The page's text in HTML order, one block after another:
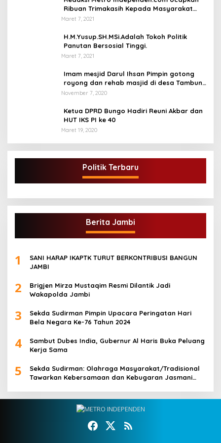
Ribuan Trimakasih Kepada Masyarakat
Pengunjung Dan Pembaca.
Maret 7, 2021
H.M.Yusup.SH.MSi.Adalah Tokoh Politik
Panutan Bersosial Tinggi.
Maret 7, 2021
Imam mesjid Darul Ihsan Pimpin gotong
royong dan rehab masjid di desa Tambun
Arang Kecamatan Sumay, kabupaten tebo
November 7, 2020
Ketua DPRD Bungo Hadiri Reuni Akbar dan
HUT IKS PI ke 40
Maret 19, 2020
Politik Terbaru
Berita Jambi
1
SANI HARAP IKAPTK TURUT BERKONTRIBUSI BANGUN
JAMBI
2
Brigjen Mirza Mustaqim Resmi Dilantik Jadi
Wakapolda Jambi
3
Sekda Sudirman Pimpin Upacara Peringatan Hari
Bela Negara Ke-76 Tahun 2024
4
Sambut Dubes India, Gubernur Al Haris Buka Peluang
Kerja Sama
5
Sekda Sudirman: Olahraga Masyarakat/Tradisional
Tawarkan Kebersamaan dan Kebugaran Jasmani